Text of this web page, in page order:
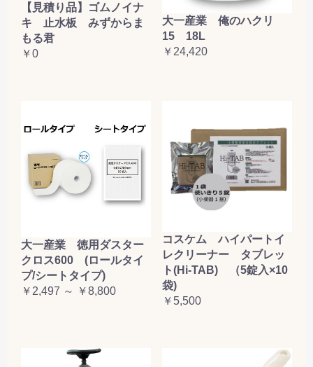
【見積り品】ゴムノイナ
キ 止水板 みずからま
もる君
￥0
大一産業 俺のハクリ
15 18L
￥24,420
大一産業 徳用ダスター
クロス600 (ロールタイ
プ/シートタイプ)
￥2,497 ～ ￥8,800
コスケム ハイパートイ
レクリーナー タブレッ
ト(Hi-TAB) （5錠入×10
袋)
￥5,500